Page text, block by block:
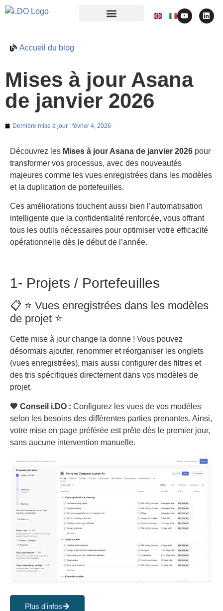
Accueil du blog
Mises à jour Asana
de janvier 2026
Dernière mise à jour : février 4, 2026
Découvrez les Mises à jour Asana de janvier 2026 pour
transformer vos processus, avec des nouveautés
majeures comme les vues enregistrées dans les modèles
et la duplication de portefeuilles.
Ces améliorations touchent aussi bien l’automatisation
intelligente que la confidentialité renforcée, vous offrant
tous les outils nécessaires pour optimiser votre efficacité
opérationnelle dès le début de l’année.
1- Projets / Portefeuilles
📋 ⭐ Vues enregistrées dans les modèles
de projet ⭐
Cette mise à jour change la donne ! Vous pouvez
désormais ajouter, renommer et réorganiser les onglets
(vues enregistrées), mais aussi configurer des filtres et
des tris spécifiques directement dans vos modèles de
projet.
💙 Conseil i.DO : Configurez les vues de vos modèles
selon les besoins des différentes parties prenantes. Ainsi,
votre mise en page préférée est prête dès le premier jour,
sans aucune intervention manuelle.
Plus d'infos